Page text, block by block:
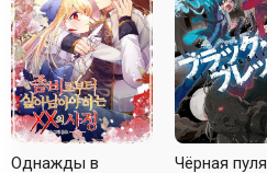
Однажды в
Чёрная пуля